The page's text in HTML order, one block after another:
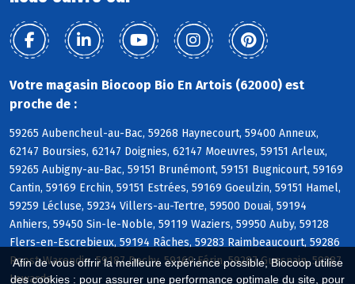
Afin de vous offrir la meilleure expérience possible, Biocoop utilise
des cookies : pour assurer une performance optimale du site, pour
Votre magasin Biocoop Bio En Artois (62000) est
proche de :
59265 Aubencheul-au-Bac, 59268 Haynecourt, 59400 Anneux,
62147 Boursies, 62147 Doignies, 62147 Moeuvres, 59151 Arleux,
59265 Aubigny-au-Bac, 59151 Brunémont, 59151 Bugnicourt, 59169
Cantin, 59169 Erchin, 59151 Estrées, 59169 Goeulzin, 59151 Hamel,
59259 Lécluse, 59234 Villers-au-Tertre, 59500 Douai, 59194
Anhiers, 59450 Sin-le-Noble, 59119 Waziers, 59950 Auby, 59128
Flers-en-Escrebieux, 59194 Râches, 59283 Raimbeaucourt, 59286
Roost-Warendin, 59187 Dechy, 59169 Férin, 59287 Guesnain, 59287
Lewarde